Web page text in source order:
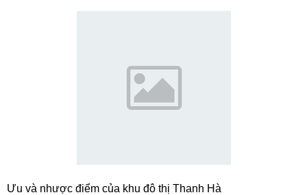
Ưu và nhược điểm của khu đô thị Thanh Hà